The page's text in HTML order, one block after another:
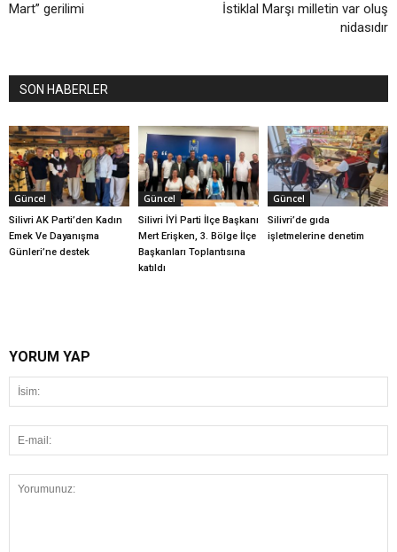
Mart” gerilimi
İstiklal Marşı milletin var oluş
nidasıdır
SON HABERLER
Güncel
Silivri AK Parti’den Kadın
Emek Ve Dayanışma
Günleri’ne destek
Güncel
Silivri İYİ Parti İlçe Başkanı
Mert Erişken, 3. Bölge İlçe
Başkanları Toplantısına
katıldı
Güncel
Silivri’de gıda
işletmelerine denetim
YORUM YAP